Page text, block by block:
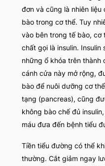
đơn và cũng là nhiên
bào trong cơ thể. Tuy
vào bên trong tế bào, cơ
chất gọi là insulin. Insulin
những ổ khóa trên thành
cánh cửa này mở rộng,
bào để nuôi dưỡng cơ
tạng (pancreas), cũng
không bào chế đủ
máu đưa đến bệnh tiểu
Tiền tiểu đường có thể
thường. Cắt giảm ngay